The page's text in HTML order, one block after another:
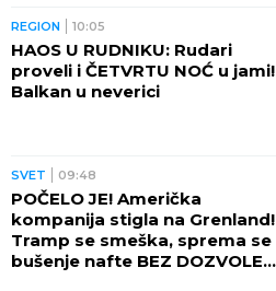
REGION 10:05
HAOS U RUDNIKU: Rudari
proveli i ČETVRTU NOĆ u jami!
Balkan u neverici
SVET 09:48
POČELO JE! Američka
kompanija stigla na Grenland!
Tramp se smeška, sprema se
bušenje nafte BEZ DOZVOLE